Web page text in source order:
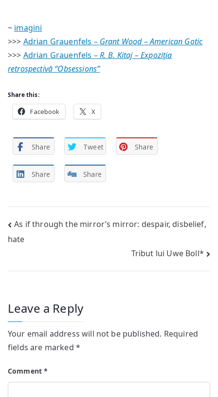
~ imagini
>>> Adrian Grauenfels – Grant Wood – American Gotic
>>> Adrian Grauenfels –R. B. Kitaj – Expoziţia
retrospectivă “Obsessions”
Share this:
Facebook X
Share Tweet Share
Share Share
Post
navigation
As if through the mirror’s mirror: despair, disbelief,
hate
Tribut lui Uwe Boll*
Leave a Reply
Your email address will not be published. Required
fields are marked *
Comment*